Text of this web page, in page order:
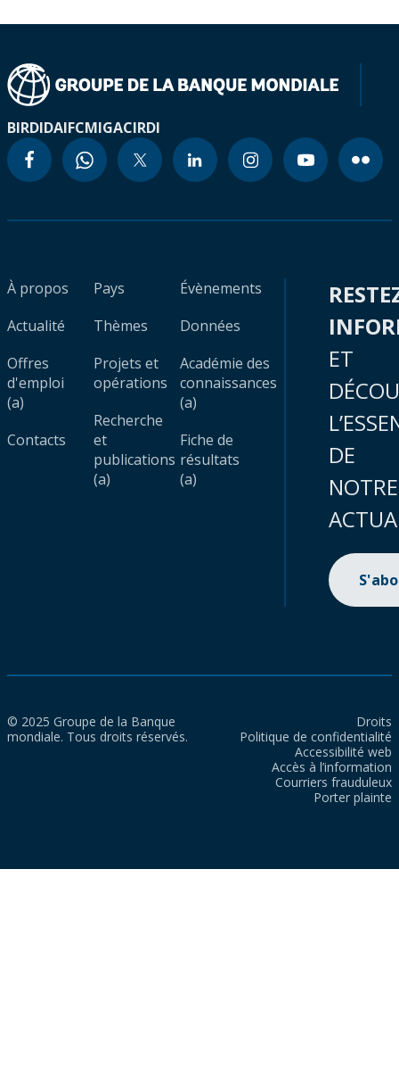
BIRDIDAIFCMIGACIRDI
À propos
Actualité
Offres
d'emploi
(a)
Contacts
Pays
Thèmes
Projets et
opérations
Recherche
et
publications
(a)
Évènements
Données
Académie des
connaissances
(a)
Fiche de
résultats
(a)
ET
DE
NOTRE
© 2025 Groupe de la Banque
mondiale. Tous droits réservés.
Droits
Politique de confidentialité
Accessibilité web
Accès à l’information
Courriers frauduleux
Porter plainte